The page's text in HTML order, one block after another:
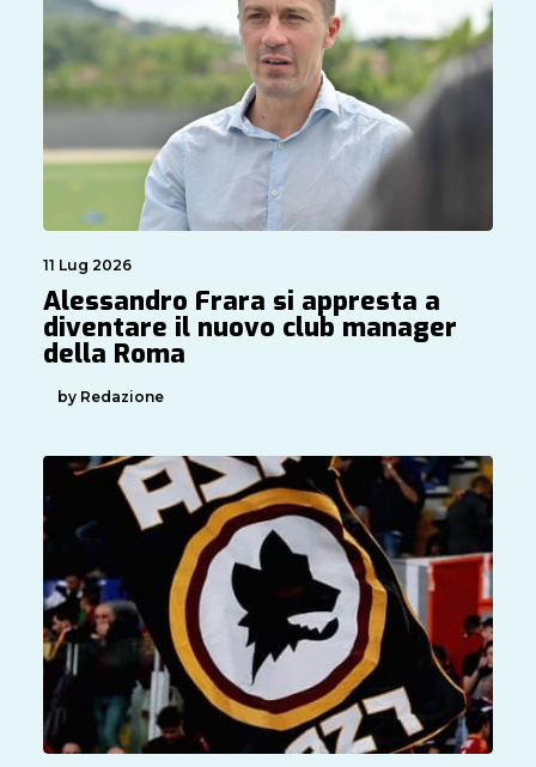
11 Lug 2026
Alessandro Frara si appresta a
diventare il nuovo club manager
della Roma
by Redazione